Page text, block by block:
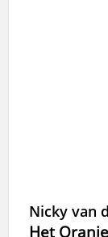
Nicky van
Het